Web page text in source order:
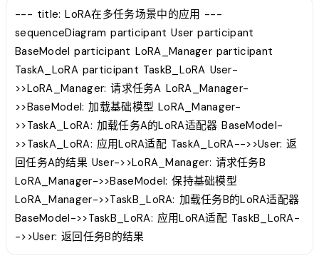
--- title: LoRA在多任务场景中的应用 ---
sequenceDiagram participant User participant
BaseModel participant LoRA_Manager participant
TaskA_LoRA participant TaskB_LoRA User-
>>LoRA_Manager: 请求任务A LoRA_Manager-
>>BaseModel: 加载基础模型 LoRA_Manager-
>>TaskA_LoRA: 加载任务A的LoRA适配器 BaseModel-
>>TaskA_LoRA: 应用LoRA适配 TaskA_LoRA-->>User: 返
回任务A的结果 User->>LoRA_Manager: 请求任务B
LoRA_Manager->>BaseModel: 保持基础模型
LoRA_Manager->>TaskB_LoRA: 加载任务B的LoRA适配器
BaseModel->>TaskB_LoRA: 应用LoRA适配 TaskB_LoRA-
->>User: 返回任务B的结果